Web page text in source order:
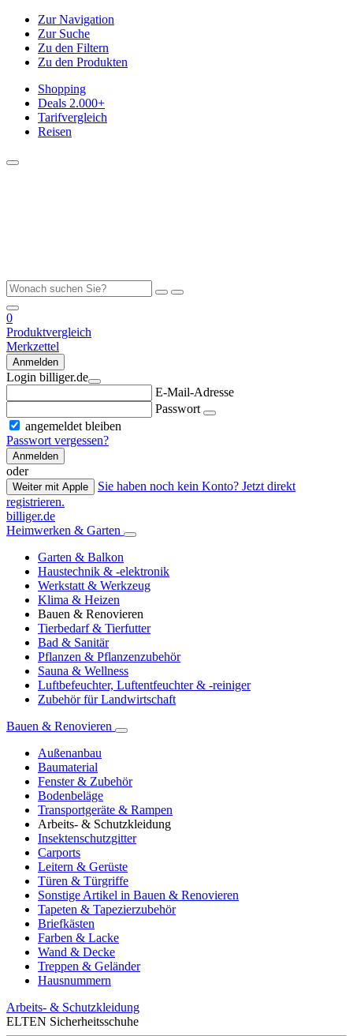
Zur Navigation
Zur Suche
Zu den Filtern
Zu den Produkten
Shopping
Deals 2.000+
Tarifvergleich
Reisen
0
Produktvergleich
Merkzettel
Anmelden
Login billiger.de
E-Mail-Adresse
Passwort
angemeldet bleiben
Passwort vergessen?
Anmelden
oder
Weiter mit Apple
Sie haben noch kein Konto? Jetzt direkt
registrieren.
billiger.de
Heimwerken & Garten
Garten & Balkon
Haustechnik & -elektronik
Werkstatt & Werkzeug
Klima & Heizen
Bauen & Renovieren
Tierbedarf & Tierfutter
Bad & Sanitär
Pflanzen & Pflanzenzubehör
Sauna & Wellness
Luftbefeuchter, Luftentfeuchter & -reiniger
Zubehör für Landwirtschaft
Bauen & Renovieren
Außenanbau
Baumaterial
Fenster & Zubehör
Bodenbeläge
Transportgeräte & Rampen
Arbeits- & Schutzkleidung
Insektenschutzgitter
Carports
Leitern & Gerüste
Türen & Türgriffe
Sonstige Artikel in Bauen & Renovieren
Tapeten & Tapezierzubehör
Briefkästen
Farben & Lacke
Wand & Decke
Treppen & Geländer
Hausnummern
Arbeits- & Schutzkleidung
ELTEN Sicherheitsschuhe